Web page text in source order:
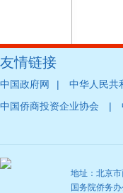
友情链接
中国政府网 | 中华人民共
中国侨商投资企业协会 |
地址：北京
国务院侨务